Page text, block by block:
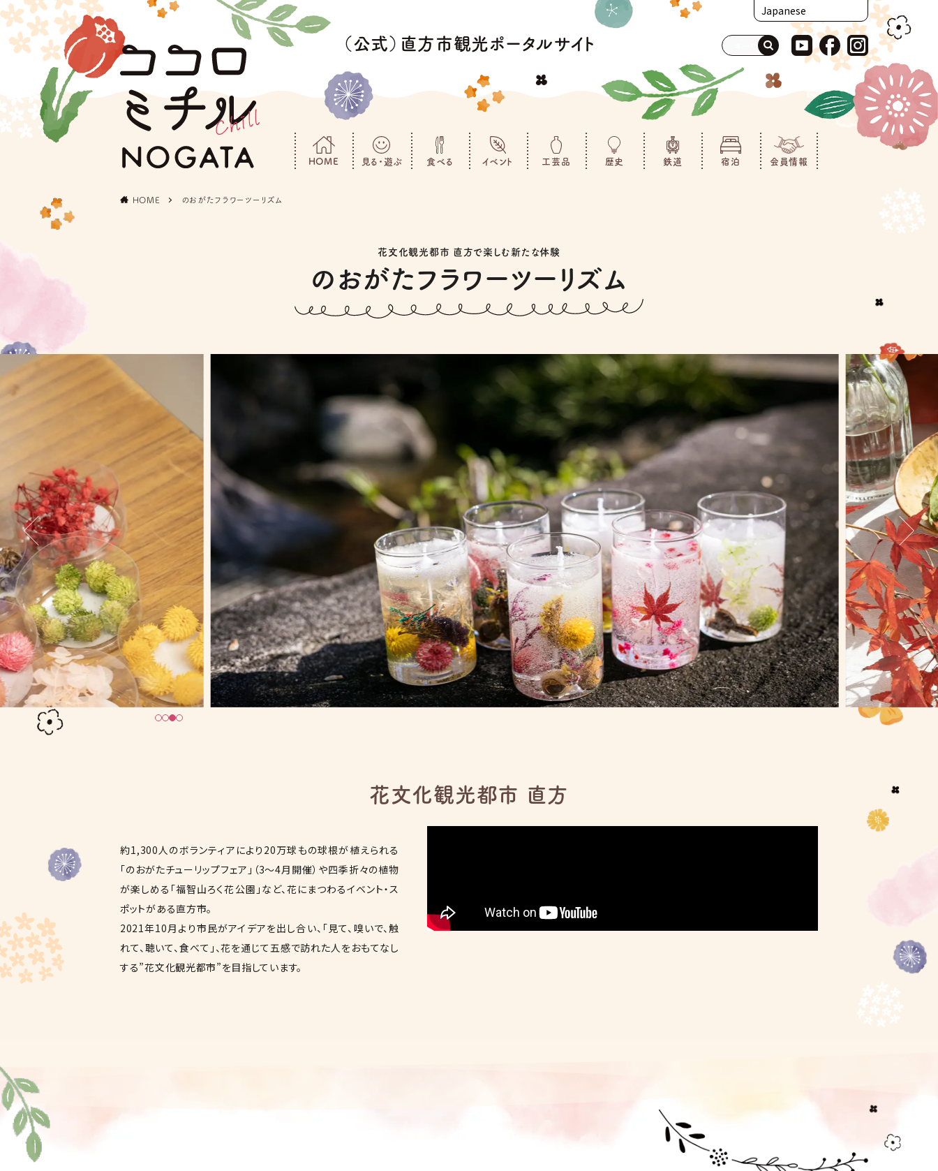
（公式）直方市観光ポータルサイト
HOME 見る・遊ぶ 食べる イベント 工芸品 歴史 鉄道 宿泊 会員情報
HOME のおがたフラワーツーリズム
花文化観光都市 直方で楽しむ新たな体験
のおがたフラワーツーリズム
1234
花文化観光都市 直方
約1,300人のボランティアにより20万球もの球根が植えられる
「のおがたチューリップフェア」（3〜4月開催）や四季折々の植物
が楽しめる「福智山ろく花公園」など、花にまつわるイベント・ス
ポットがある直方市。
2021年10月より市民がアイデアを出し合い、「見て、嗅いで、触
れて、聴いて、食べて」、花を通じて五感で訪れた人をおもてなし
する”花文化観光都市”を目指しています。